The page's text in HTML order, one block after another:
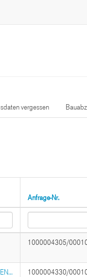
vergessen
Anfrage-Nr.
1000004305/
1000004330/